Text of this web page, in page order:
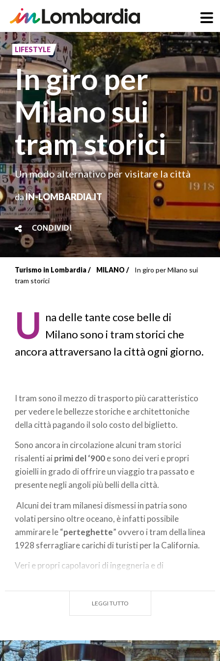
Salta
al
contenuto
principale
LIFESTYLE
In giro per
Milano sui
tram storici
Un modo alternativo per visitare la città
daIN-LOMBARDIA.IT
CONDIVIDI
Briciole
pane
Turismo in Lombardia MILANO
In giro per Milano sui
tram storici
U na delle tante cose belle di
Milano sono i tram storici che
ancora attraversano la città ogni giorno.
I tram sono il mezzo di trasporto più caratteristico
per vedere le bellezze storiche e architettoniche
della città pagando il solo costo del biglietto.
Sono ancora in circolazione alcuni tram storici
risalenti ai primi del ‘900e sono dei veri e propri
gioielli in grado di offrire un viaggio tra passato e
presente negli angoli più belli della città.
Alcuni dei tram milanesi dismessi in patria sono
volati persino oltre oceano, è infatti possibile
ammirare le “perteghette” ovvero i tram della linea
1928 sferragliare carichi di turisti per la California.
Veri e propri capolavori di ingegneria e di
revisionate e restaurate da personale specializzato,
in grado di prendersi cura dei modelli più antichi,
Carrelli” con gli interni di legno lucido e le
ammirare sulla linea 1 ancora attiva nel percorso tra
Piazza Firenze – Castelli.
LEGGI TUTTO